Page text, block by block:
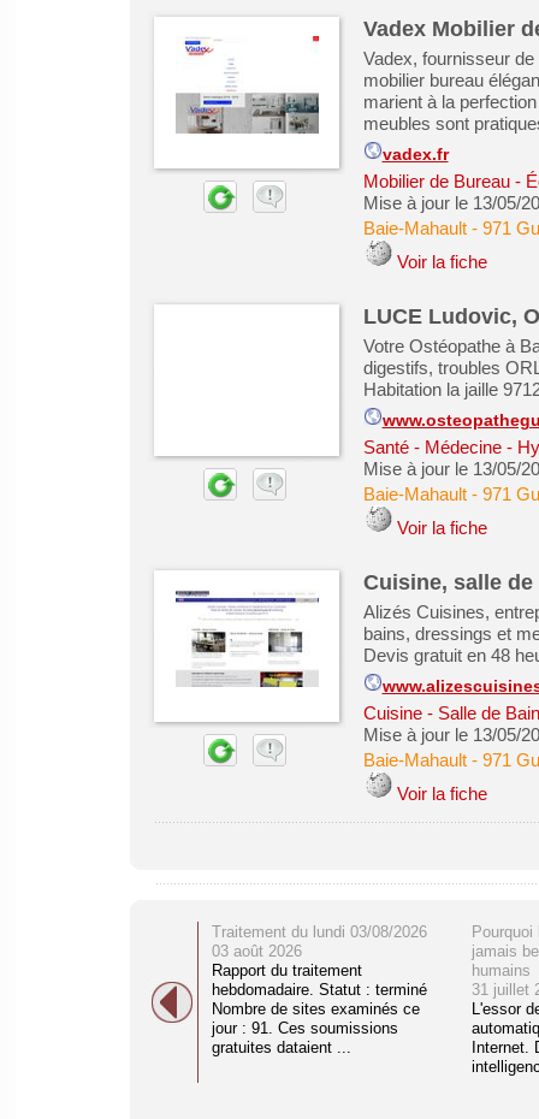
Vadex Mobilier
Vadex, fournisseur
mobilier bureau
marient à la
meubles sont
vadex.fr
Mobilier de Bureau -
Mise à jour le 13/05/
Baie-Mahault- 971
Voir la fiche
LUCE Ludovic,
Votre Ostéopathe à
digestifs, troubles
Habitation la jaille
Santé - Médecine -
Mise à jour le 13/05/
Baie-Mahault- 971
Voir la fiche
Cuisine, salle
Alizés Cuisines,
bains, dressings et
Devis gratuit en 48
Cuisine - Salle de
Mise à jour le 13/05/
Baie-Mahault- 971
Voir la fiche
Traitement du lundi 03/08/2026
03 août 2026
Rapport du traitement
hebdomadaire. Statut : terminé
Nombre de sites examinés ce
jour : 91. Ces soumissions
gratuites dataient ...
jamais
humains
31 juillet
L'essor
Internet.